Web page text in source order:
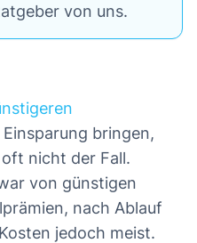
von uns.
bringen,
nicht der Fall.
von günstigen
nach Ablauf
jedoch meist.